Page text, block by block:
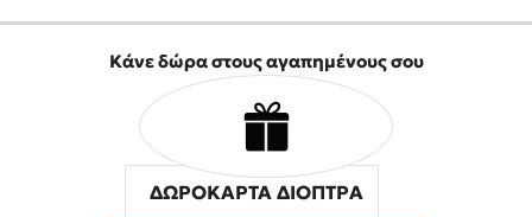
Προσεχείς εκδηλώσεις
Ο Κώστας Κρομμύδας στο Παλαιοχώρι Καλαμπάκας
Ο Κώστας Κρομμύδας και η Μαρίνα Γιώτη στη Νικήτη
Ο Στέφανος Ξενάκης στη Χίο
Ο Κώστας Κρομμύδας & η Μαρίνα Γιώτη στο 54o Φεστιβάλ
Βιβλίου στο Πεδίον του Άρεως
Κάνε δώρα στους αγαπημένους σου
ΔΩΡΟΚΑΡΤΑ ΔΙΟΠΤΡΑ